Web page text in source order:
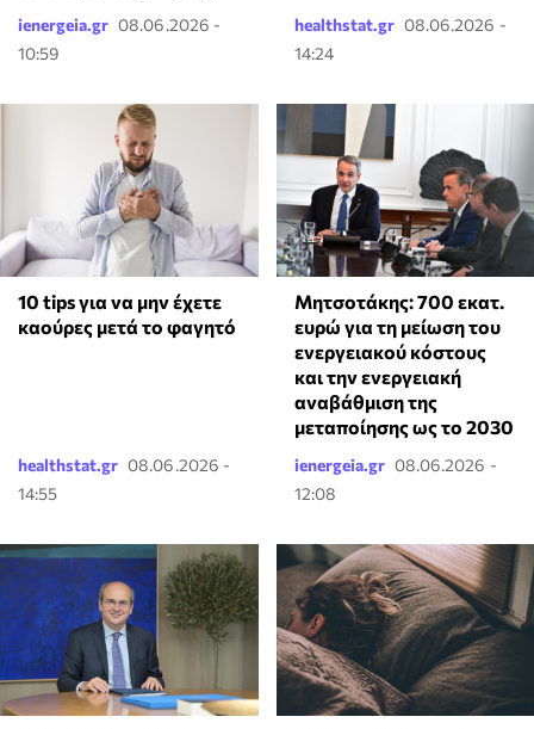
ienergeia.gr 08.06.2026 -
10:59
healthstat.gr 08.06.2026 -
14:24
10 tips για να μην έχετε
καούρες μετά το φαγητό
healthstat.gr 08.06.2026 -
14:55
Μητσοτάκης: 700 εκατ.
ευρώ για τη μείωση του
ενεργειακού κόστους
και την ενεργειακή
αναβάθμιση της
μεταποίησης ως το 2030
ienergeia.gr 08.06.2026 -
12:08